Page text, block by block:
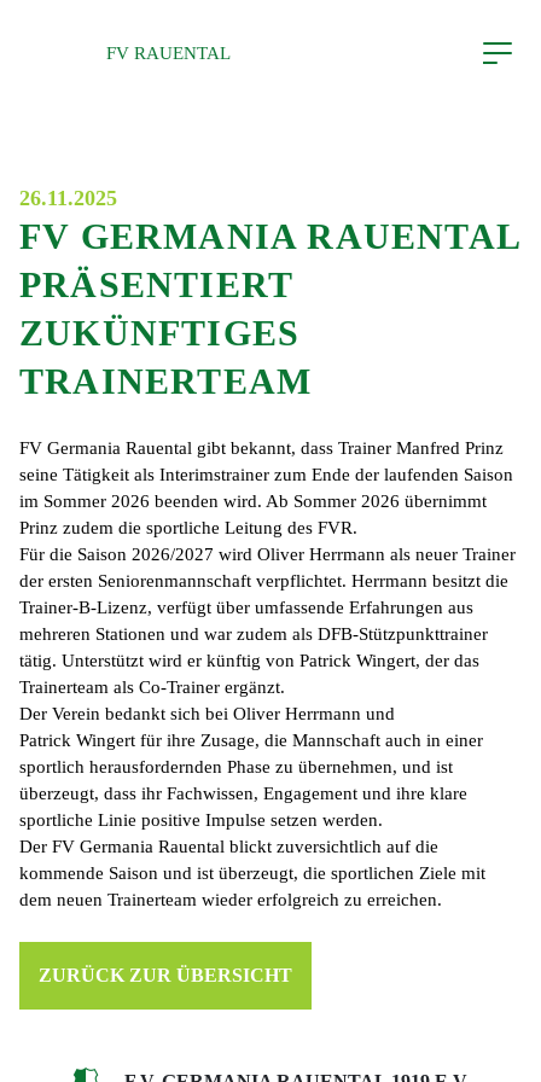
FV RAUENTAL
26.11.2025
FV GERMANIA RAUENTAL
PRÄSENTIERT
ZUKÜNFTIGES
TRAINERTEAM
FV Germania Rauental gibt bekannt, dass Trainer Manfred Prinz
seine Tätigkeit als Interimstrainer zum Ende der laufenden Saison
im Sommer 2026 beenden wird. Ab Sommer 2026 übernimmt
Prinz zudem die sportliche Leitung des FVR.
Für die Saison 2026/2027 wird Oliver Herrmann als neuer Trainer
der ersten Seniorenmannschaft verpflichtet. Herrmann besitzt die
Trainer-B-Lizenz, verfügt über umfassende Erfahrungen aus
mehreren Stationen und war zudem als DFB-Stützpunkttrainer
tätig. Unterstützt wird er künftig von Patrick Wingert, der das
Trainerteam als Co-Trainer ergänzt.
Der Verein bedankt sich bei Oliver Herrmann und
Patrick Wingert für ihre Zusage, die Mannschaft auch in einer
sportlich herausfordernden Phase zu übernehmen, und ist
überzeugt, dass ihr Fachwissen, Engagement und ihre klare
sportliche Linie positive Impulse setzen werden.
Der FV Germania Rauental blickt zuversichtlich auf die
kommende Saison und ist überzeugt, die sportlichen Ziele mit
dem neuen Trainerteam wieder erfolgreich zu erreichen.
ZURÜCK ZUR ÜBERSICHT